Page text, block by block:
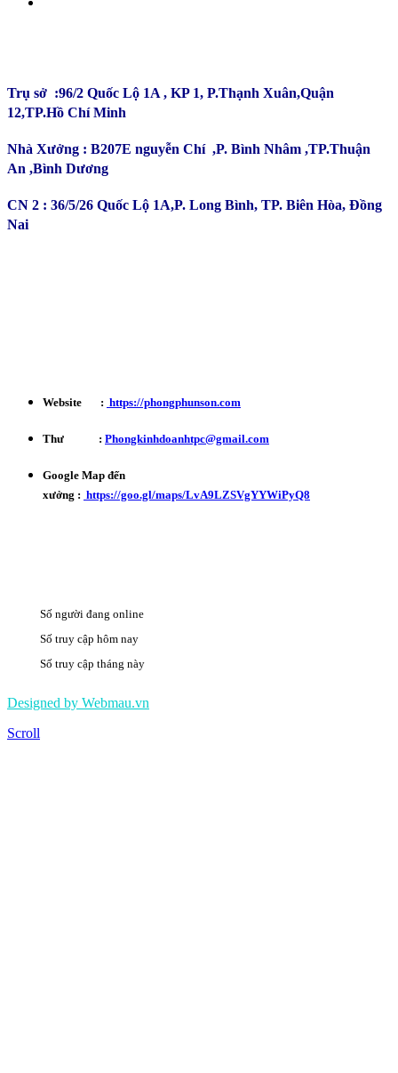
Trụ sở :96/2 Quốc Lộ 1A , KP 1, P.Thạnh Xuân,Quận
12,TP.Hồ Chí Minh
Nhà Xưởng : B207E nguyễn Chí ,P. Bình Nhâm ,TP.Thuận
An ,Bình Dương
CN 2 : 36/5/26 Quốc Lộ 1A,P. Long Bình, TP. Biên Hòa, Đồng
Nai
Website : https://phongphunson.com
Thư : Phongkinhdoanhtpc@gmail.com
Google Map đến
xưởng : https://goo.gl/maps/LvA9LZSVgYYWiPyQ8
Số người đang online
Số truy cập hôm nay
Số truy cập tháng này
Designed by Webmau.vn
Scroll